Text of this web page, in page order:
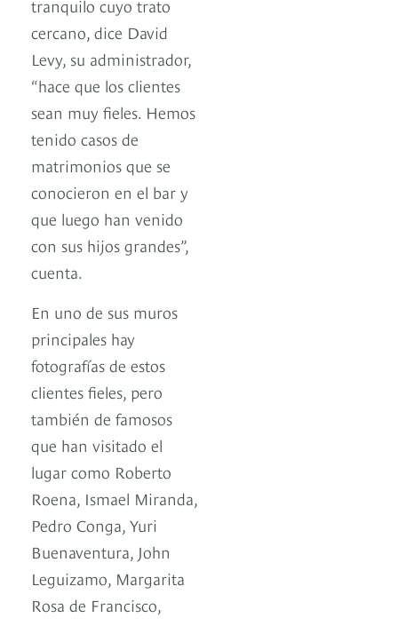
tranquilo cuyo trato
cercano, dice David
Levy, su administrador,
“hace que los clientes
sean muy fieles. Hemos
tenido casos de
matrimonios que se
conocieron en el bar y
que luego han venido
con sus hijos grandes”,
cuenta.
En uno de sus muros
principales hay
fotografías de estos
clientes fieles, pero
también de famosos
que han visitado el
lugar como Roberto
Roena, Ismael Miranda,
Pedro Conga, Yuri
Buenaventura, John
Leguizamo, Margarita
Rosa de Francisco,